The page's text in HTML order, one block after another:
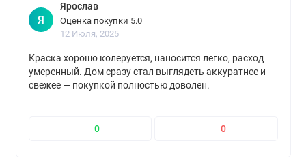
Я
Ярослав
Оценка покупки 5.0
12 Июля, 2025
Краска хорошо колеруется, наносится легко, расход
умеренный. Дом сразу стал выглядеть аккуратнее и
свежее — покупкой полностью доволен.
0 0